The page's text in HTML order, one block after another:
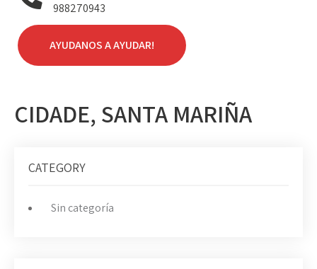
988270943
AYUDANOS A AYUDAR!
CIDADE, SANTA MARIÑA
CATEGORY
Sin categoría